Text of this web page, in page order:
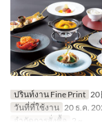
ปรินท์งาน Fine Print 20
วันที่ที่ใช้งาน 20 ธ.ค.
จำกัดการสั่งซื้อ
2 ~